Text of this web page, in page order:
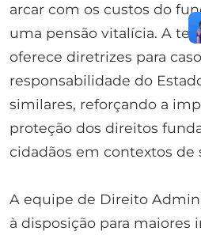
arcar com os custos do
uma pensão vitalícia. A
oferece diretrizes para
responsabilidade do
similares, reforçando a
proteção dos direitos
cidadãos em contextos de
A equipe de Direito
à disposição para maiores